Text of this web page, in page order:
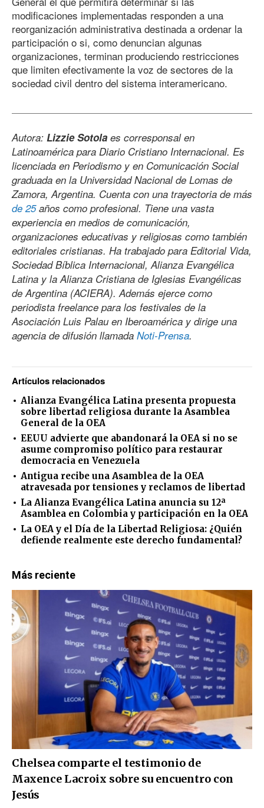
modificaciones implementadas responden a una
reorganización administrativa destinada a ordenar la
participación o si, como denuncian algunas
organizaciones, terminan produciendo restricciones
que limiten efectivamente la voz de sectores de la
sociedad civil dentro del sistema interamericano.
Autora: Lizzie Sotola es corresponsal en
Latinoamérica para Diario Cristiano Internacional. Es
licenciada en Periodismo y en Comunicación Social
graduada en la Universidad Nacional de Lomas de
Zamora, Argentina. Cuenta con una trayectoria de más
de 25años como profesional. Tiene una vasta
experiencia en medios de comunicación,
organizaciones educativas y religiosas como también
editoriales cristianas. Ha trabajado para Editorial Vida,
Sociedad Bíblica Internacional, Alianza Evangélica
Latina y la Alianza Cristiana de Iglesias Evangélicas
de Argentina (ACIERA). Además ejerce como
periodista freelance para los festivales de la
Asociación Luis Palau en Iberoamérica y dirige una
agencia de difusión llamada Noti-Prensa.
Artículos relacionados
Alianza Evangélica Latina presenta propuesta
sobre libertad religiosa durante la Asamblea
General de la OEA
EEUU advierte que abandonará la OEA si no se
asume compromiso político para restaurar
democracia en Venezuela
Antigua recibe una Asamblea de la OEA
atravesada por tensiones y reclamos de libertad
La Alianza Evangélica Latina anuncia su 12ª
Asamblea en Colombia y participación en la OEA
La OEA y el Día de la Libertad Religiosa: ¿Quién
defiende realmente este derecho fundamental?
Más reciente
Chelsea comparte el testimonio de
Maxence Lacroix sobre su encuentro con
Jesús